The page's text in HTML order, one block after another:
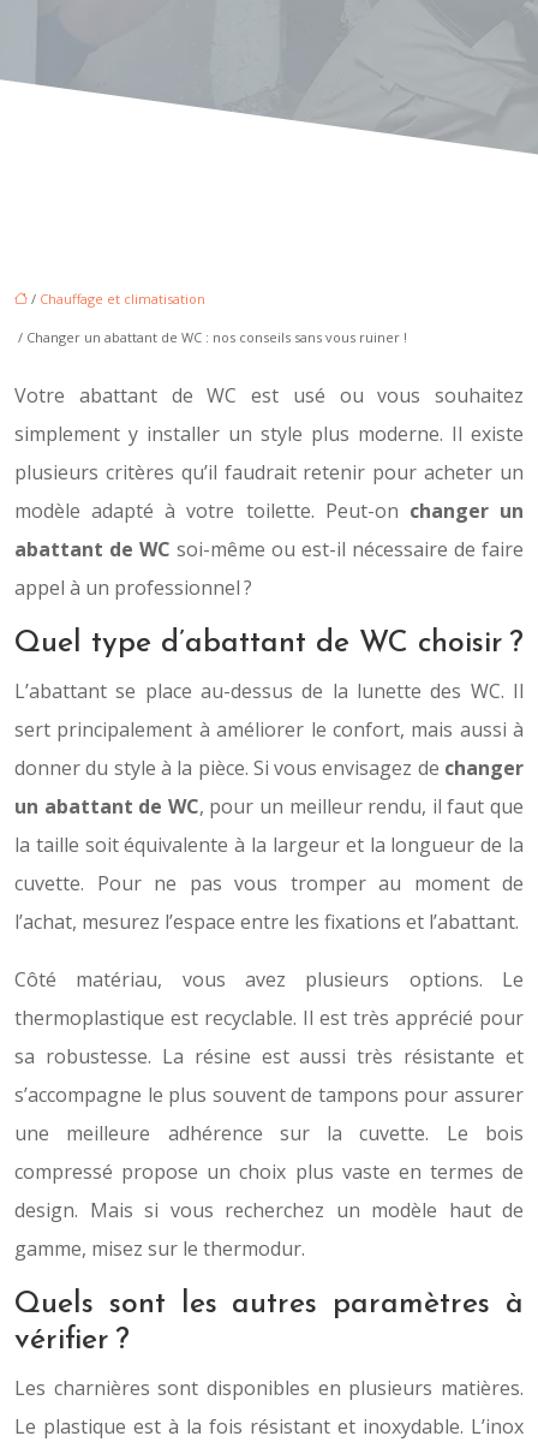
/ Chauffage et climatisation
/ Changer un abattant de WC : nos conseils sans vous ruiner !
Votre abattant de WC est usé ou vous souhaitez
simplement y installer un style plus moderne. Il existe
plusieurs critères qu’il faudrait retenir pour acheter un
modèle adapté à votre toilette. Peut-on changer un
abattant de WC soi-même ou est-il nécessaire de faire
appel à un professionnel ?
Quel type d’abattant de WC choisir ?
L’abattant se place au-dessus de la lunette des WC. Il
sert principalement à améliorer le confort, mais aussi à
donner du style à la pièce. Si vous envisagez de changer
un abattant de WC, pour un meilleur rendu, il faut que
la taille soit équivalente à la largeur et la longueur de la
cuvette. Pour ne pas vous tromper au moment de
l’achat, mesurez l’espace entre les fixations et l’abattant.
Côté matériau, vous avez plusieurs options. Le
thermoplastique est recyclable. Il est très apprécié pour
sa robustesse. La résine est aussi très résistante et
s’accompagne le plus souvent de tampons pour assurer
une meilleure adhérence sur la cuvette. Le bois
compressé propose un choix plus vaste en termes de
design. Mais si vous recherchez un modèle haut de
gamme, misez sur le thermodur.
Quels sont les autres paramètres à
vérifier ?
Les charnières sont disponibles en plusieurs matières.
Le plastique est à la fois résistant et inoxydable. L’inox